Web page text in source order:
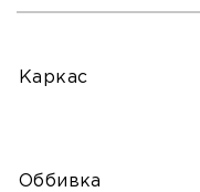
Каркас
Оббивка